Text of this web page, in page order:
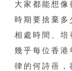
大家都能想
時期要捨棄多
相處時間、培
幾乎每位香港
律的何詩蓓，